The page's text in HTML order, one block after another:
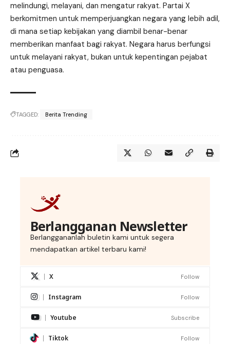
melindungi, melayani, dan mengatur rakyat. Partai X
berkomitmen untuk memperjuangkan negara yang lebih adil,
di mana setiap kebijakan yang diambil benar-benar
memberikan manfaat bagi rakyat. Negara harus berfungsi
untuk melayani rakyat, bukan untuk kepentingan pejabat
atau penguasa.
TAGGED: Berita Trending
Berlangganan Newsletter
Berlanggananlah buletin kami untuk segera
mendapatkan artikel terbaru kami!
X Follow
Instagram Follow
Youtube Subscribe
Tiktok Follow